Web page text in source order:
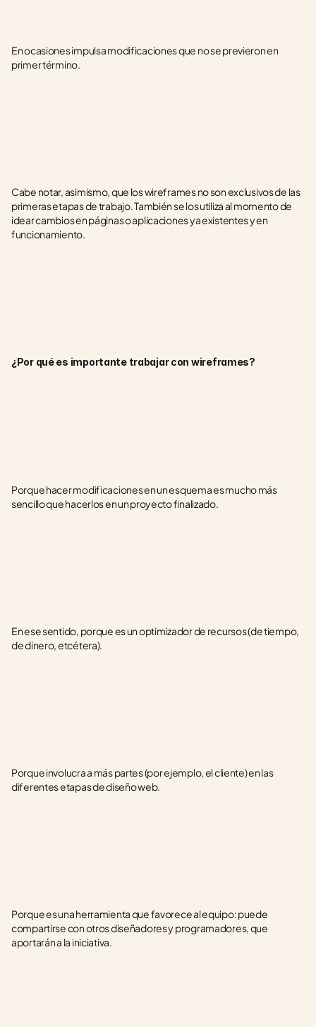
En ocasiones impulsa modificaciones que no se previeron en
primer término.
Cabe notar, asimismo, que los wireframes no son exclusivos de las
primeras etapas de trabajo. También se los utiliza al momento de
idear cambios en páginas o aplicaciones ya existentes y en
funcionamiento.
¿Por qué es importante trabajar con wireframes?
Porque hacer modificaciones en un esquema es mucho más
sencillo que hacerlos en un proyecto finalizado.
En ese sentido, porque es un optimizador de recursos (de tiempo,
de dinero, etcétera).
Porque involucra a más partes (por ejemplo, el cliente) en las
diferentes etapas de diseño web.
Porque es una herramienta que favorece al equipo: puede
compartirse con otros diseñadores y programadores, que
aportarán a la iniciativa.